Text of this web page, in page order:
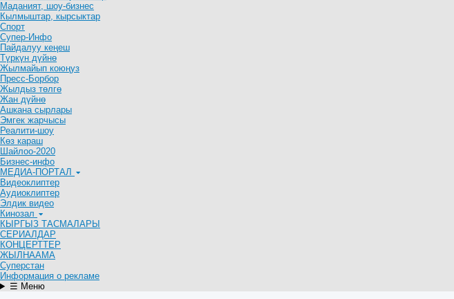
Маданият, шоу-бизнес
Кылмыштар, кырсыктар
Спорт
Супер-Инфо
Пайдалуу кеңеш
Түркүн дүйнө
Жылмайып коюңуз
Пресс-Борбор
Жылдыз төлгө
Жан дүйнө
Ашкана сырлары
Эмгек жарчысы
Реалити-шоу
Көз караш
Шайлоо-2020
Бизнес-инфо
МЕДИА-ПОРТАЛ
Видеоклиптер
Аудиоклиптер
Элдик видео
Кинозал
КЫРГЫЗ ТАСМАЛАРЫ
СЕРИАЛДАР
КОНЦЕРТТЕР
ЖЫЛНААМА
Суперстан
Информация о рекламе
☰ Меню